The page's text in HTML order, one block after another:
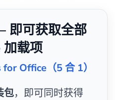
即可获取全部
载项
Office（5 合 1）
包，即可同时获得